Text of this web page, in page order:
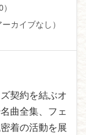
カイブなし）
契約を結ぶオ
曲全集、フェ
着の活動を展